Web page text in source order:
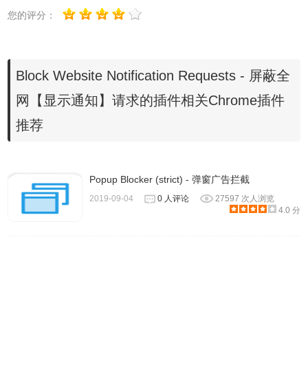
装Block Website Notification Requests插件的方法如下：
将从本站下载.CRX格式的插件修改成.zip格式的文件，用解
压缩工具将.zip格式的文件解压；chrome://extensions/打开
扩展程序页面，启用【开发者模式】，【加载已解压的扩展
程序页面完成安装。
您的评分：
Block Website Notification Requests - 屏蔽全
网【显示通知】请求的插件相关Chrome插件
推荐
Popup Blocker (strict) - 弹窗广告拦截
2019-09-04 0 人评论
27597 次人浏览
4.0 分